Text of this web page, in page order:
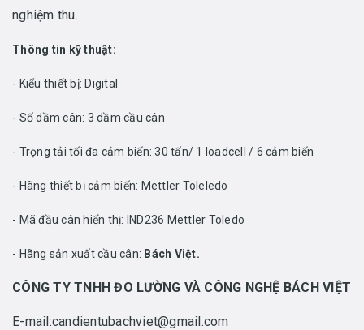
nghiệm thu.
Thông tin kỹ thuật:
- Kiểu thiết bị: Digital
- Số dầm cân: 3 dầm cầu cân
- Trọng tải tối đa cảm biến: 30 tấn/ 1 loadcell / 6 cảm biến
- Hãng thiết bị cảm biến: Mettler Toleledo
- Mã đầu cân hiển thị: IND236 Mettler Toledo
- Hãng sản xuất cầu cân: Bách Việt.
CÔNG TY TNHH ĐO LƯỜNG VÀ CÔNG NGHỆ BÁCH VIỆT
E-mail:candientubachviet@gmail.com